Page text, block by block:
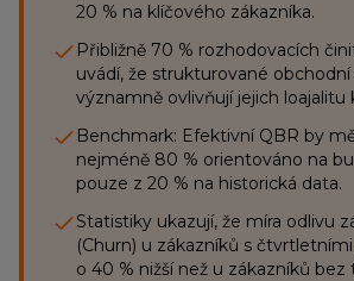
20 % na klíčového zákazníka.
Přibližně 70 % rozhodovacích
uvádí, že strukturované
významně ovlivňují jejich loajalitu
Benchmark: Efektivní QBR by
nejméně 80 % orientováno na
pouze z 20 % na historická data.
Statistiky ukazují, že míra odlivu
(Churn) u zákazníků s
o 40 % nižší než u zákazníků